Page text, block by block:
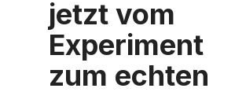
jetzt vom
Experiment
zum echten